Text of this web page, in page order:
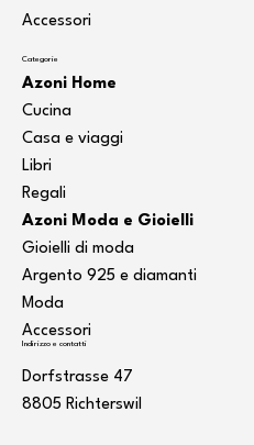
Accessori
Categorie
Azoni Home
Cucina
Casa e viaggi
Libri
Regali
Azoni Moda e Gioielli
Gioielli di moda
Argento 925 e diamanti
Moda
Accessori
Indirizzo e contatti
Dorfstrasse 47
8805 Richterswil